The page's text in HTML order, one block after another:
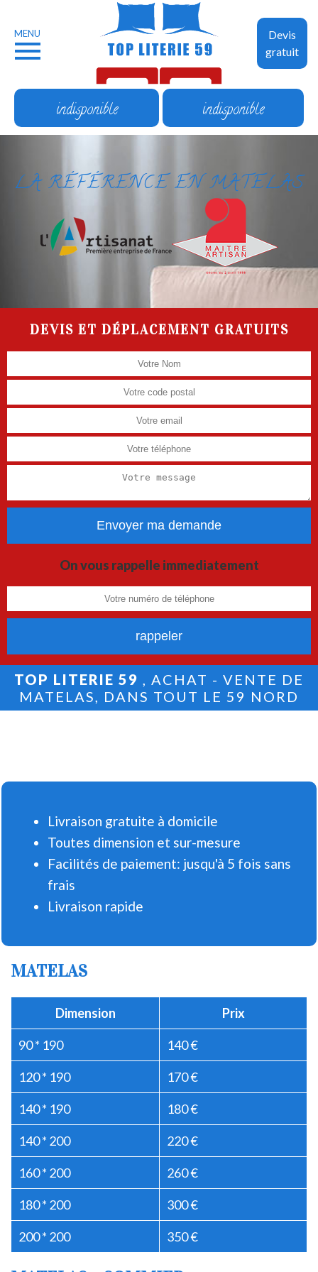
Devis
gratuit
MENU
indisponible indisponible
LA RÉFÉRENCE EN MATELAS
DEVIS ET DÉPLACEMENT GRATUITS
On vous rappelle immediatement
TOP LITERIE 59 , ACHAT - VENTE DE
MATELAS, DANS TOUT LE 59 NORD
Livraison gratuite à domicile
Toutes dimension et sur-mesure
Facilités de paiement: jusqu'à 5 fois sans
frais
Livraison rapide
MATELAS
Dimension Prix
90 * 190 140 €
120 * 190 170 €
140 * 190 180 €
140 * 200 220 €
160 * 200 260 €
180 * 200 300 €
200 * 200 350 €